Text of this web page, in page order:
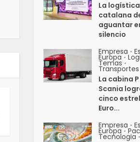
La logística
catalana
aguantar
silencio
Empresa •
Europa •
Temas •
Transportes
La cabina
Scania
cinco
Euro...
Empresa •
Europa •
Tecnologia •